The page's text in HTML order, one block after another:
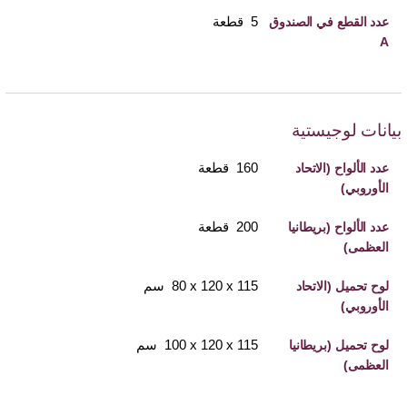
عدد القطع في الصندوق
A
5 قطعة
بيانات لوجيستية
عدد الألواح (الاتحاد
الأوروبي)
160 قطعة
عدد الألواح (بريطانيا
العظمى)
200 قطعة
لوح تحميل (الاتحاد
الأوروبي)
115 x‏ 120 x‏ 80 سم
لوح تحميل (بريطانيا
العظمى)
115 x‏ 120 x‏ 100 سم